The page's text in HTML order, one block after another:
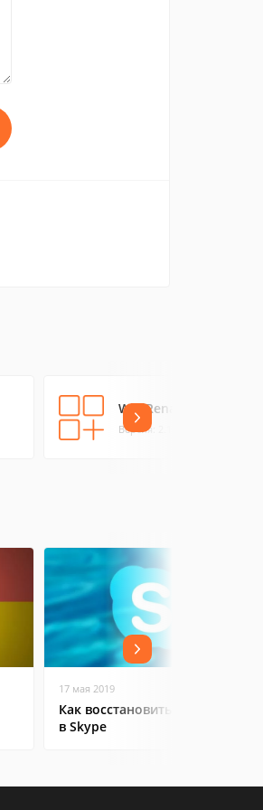
WildRename
Версия: 2.15 (0.61 МБ)
17 мая 2019
Как восстановить контакты
в Skype